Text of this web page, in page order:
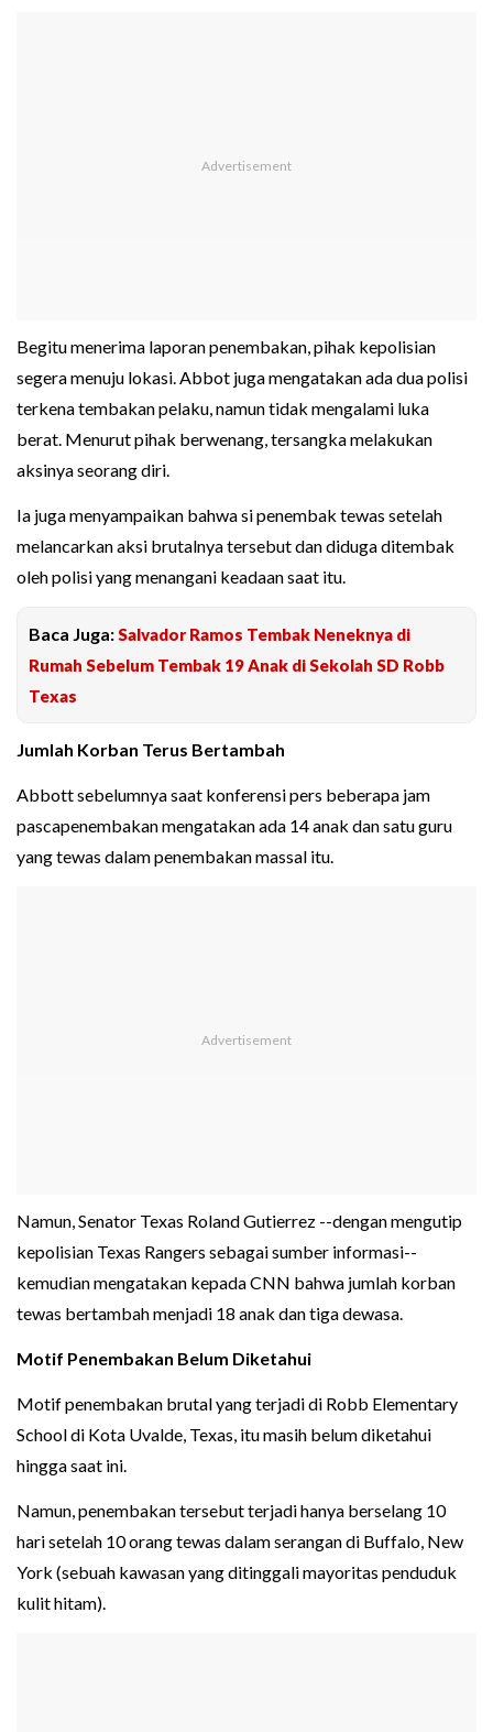
Begitu menerima laporan penembakan, pihak kepolisian
segera menuju lokasi. Abbot juga mengatakan ada dua polisi
terkena tembakan pelaku, namun tidak mengalami luka
berat. Menurut pihak berwenang, tersangka melakukan
aksinya seorang diri.
Ia juga menyampaikan bahwa si penembak tewas setelah
melancarkan aksi brutalnya tersebut dan diduga ditembak
oleh polisi yang menangani keadaan saat itu.
Baca Juga:Salvador Ramos Tembak Neneknya di
Rumah Sebelum Tembak 19 Anak di Sekolah SD Robb
Texas
Jumlah Korban Terus Bertambah
Abbott sebelumnya saat konferensi pers beberapa jam
pascapenembakan mengatakan ada 14 anak dan satu guru
yang tewas dalam penembakan massal itu.
Namun, Senator Texas Roland Gutierrez --dengan mengutip
kepolisian Texas Rangers sebagai sumber informasi--
kemudian mengatakan kepada CNN bahwa jumlah korban
tewas bertambah menjadi 18 anak dan tiga dewasa.
Motif Penembakan Belum Diketahui
Motif penembakan brutal yang terjadi di Robb Elementary
School di Kota Uvalde, Texas, itu masih belum diketahui
hingga saat ini.
Namun, penembakan tersebut terjadi hanya berselang 10
hari setelah 10 orang tewas dalam serangan di Buffalo, New
York (sebuah kawasan yang ditinggali mayoritas penduduk
kulit hitam).